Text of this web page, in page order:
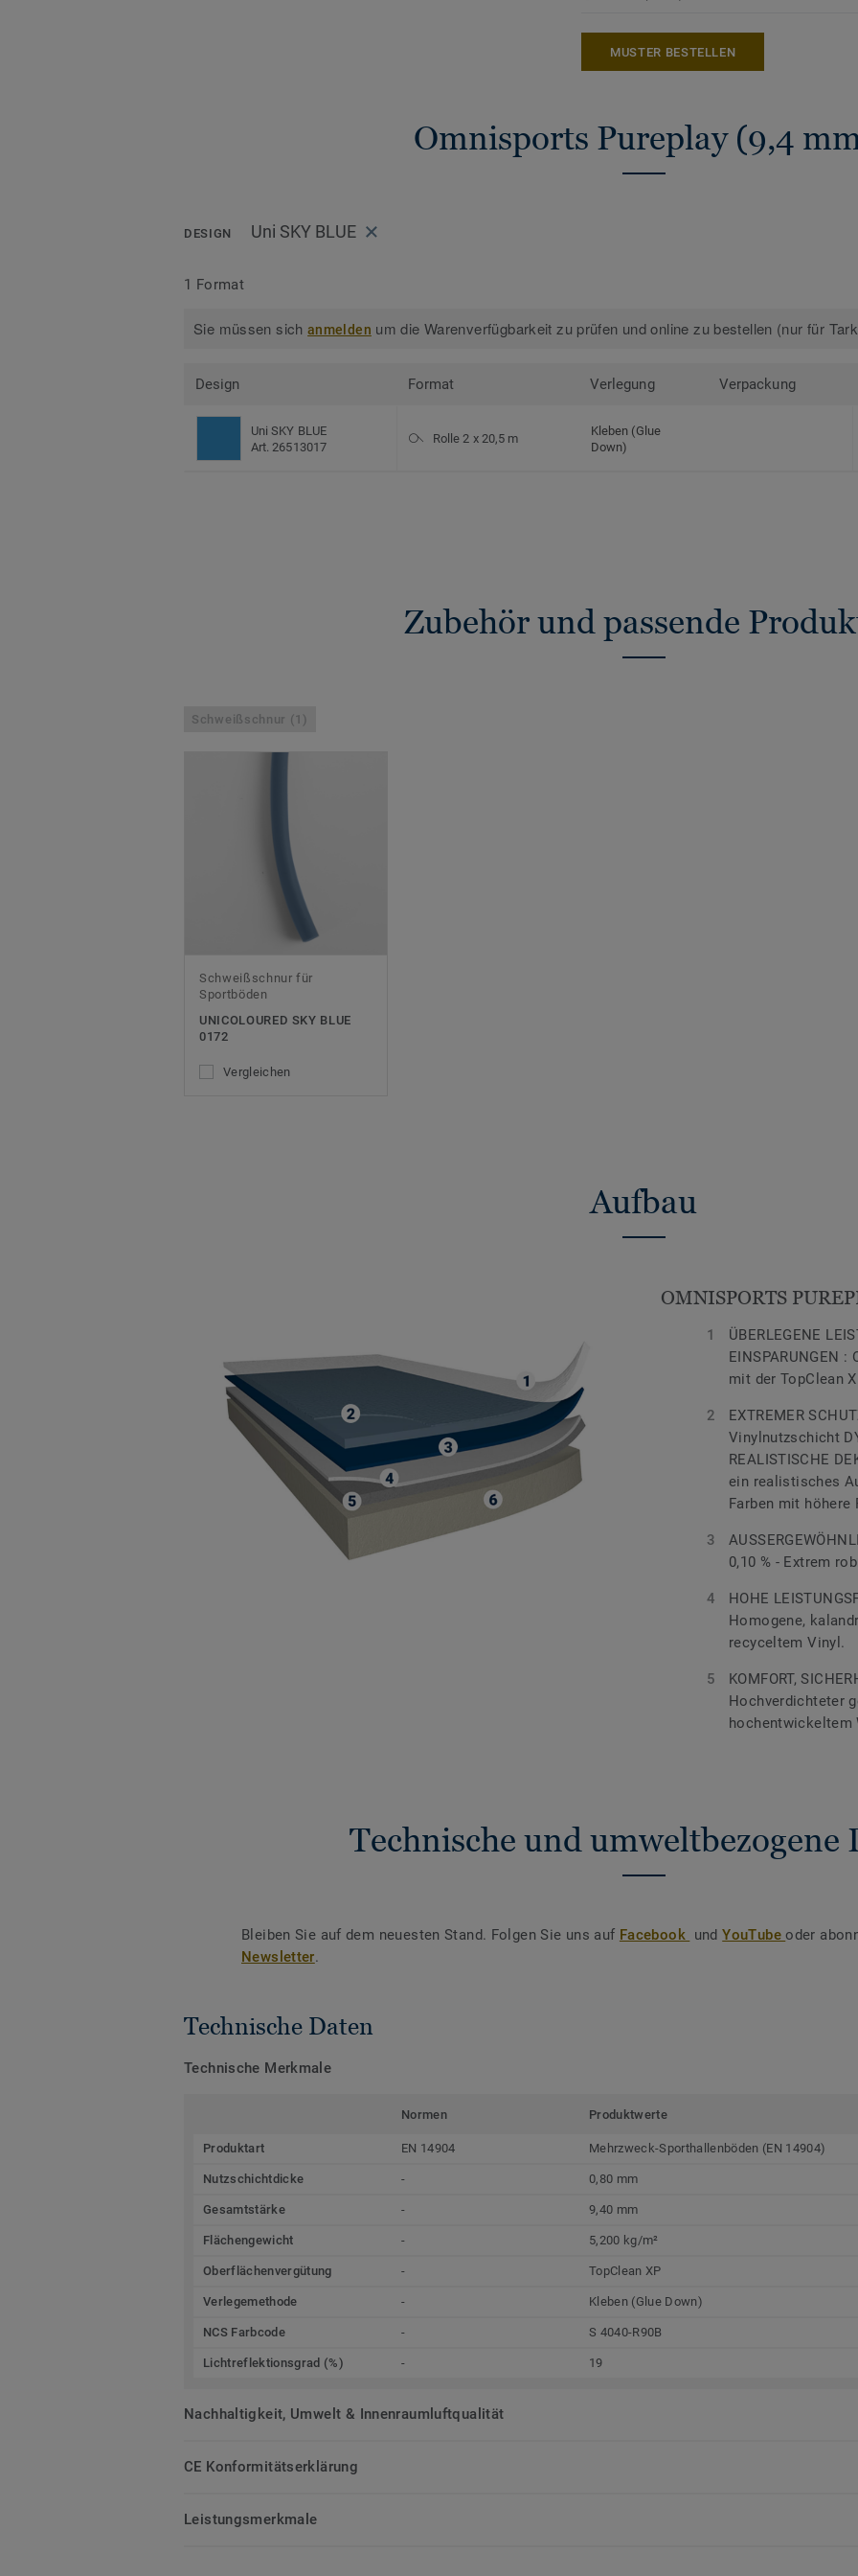
MUSTER BESTELLEN
Omnisports Pureplay (9,4
DESIGN Uni SKY BLUE
1 Format
Sie müssen sichanmelden um die Warenverfügbarkeit zu prüfen und online zu bestellen (nur für
Design Format Verlegung Verpackung
Uni SKY BLUE
Art. 26513017
Rolle 2 x 20,5 m
Kleben (Glue
Down)
Zubehör und passende
Schweißschnur (1)
Schweißschnur für
Sportböden
UNICOLOURED SKY BLUE
0172
Vergleichen
Aufbau
OMNISPORTS
ÜBERLEGENE
EINSPARUNGEN
mit der TopClean
EXTREMER
Vinylnutzschicht
REALISTISCHE
ein realistisches
Farben mit
0,10 % - Extrem
HOHE
Homogene,
recyceltem Vinyl.
KOMFORT,
Hochverdichteter
Technische und umweltbezogene
Bleiben Sie auf dem neuesten Stand. Folgen Sie uns auf Facebook undYouTubeoder
Newsletter.
Technische Daten
Technische Merkmale
Normen Produktwerte
Produktart EN 14904 Mehrzweck-Sporthallenböden (EN 14904)
Nutzschichtdicke - 0,80 mm
Gesamtstärke - 9,40 mm
Flächengewicht - 5,200 kg/m²
Oberflächenvergütung - TopClean XP
Verlegemethode - Kleben (Glue Down)
NCS Farbcode - S 4040-R90B
Lichtreflektionsgrad (%) - 19
Nachhaltigkeit, Umwelt & Innenraumluftqualität
CE Konformitätserklärung
Leistungsmerkmale